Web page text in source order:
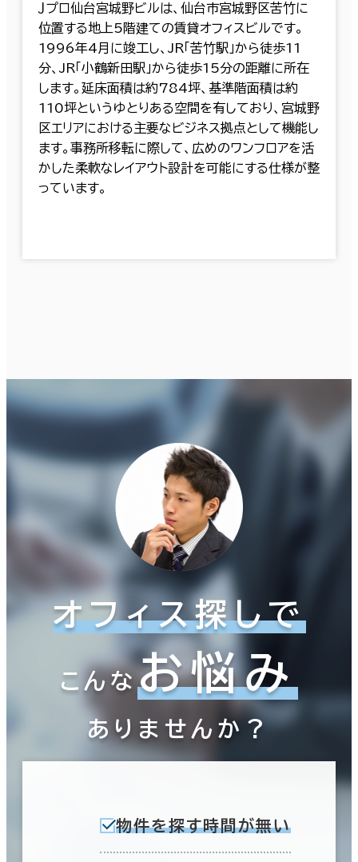
Ｊプロ仙台宮城野ビルは、仙台市宮城野区苦竹に
位置する地上5階建ての賃貸オフィスビルです。
1996年4月に竣工し、JR「苦竹駅」から徒歩11
分、JR「小鶴新田駅」から徒歩15分の距離に所在
します。延床面積は約784坪、基準階面積は約
110坪というゆとりある空間を有しており、宮城野
区エリアにおける主要なビジネス拠点として機能し
ます。事務所移転に際して、広めのワンフロアを活
かした柔軟なレイアウト設計を可能にする仕様が整
っています。
オフィス探しで
こんなお悩み
ありませんか？
物件を探す時間が無い